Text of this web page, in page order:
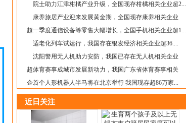
院士助力江津柑橘产业升级，全国现存柑橘相关企业超2...
康养旅居产业迎来发展黄金期，全国现存康养相关企业
超...一季度通信设备等零售大幅增长，全国手机相关企业超1...
适老化列车试运行，我国存在银发经济相关企业超36....
沈阳警用无人机助力安防，我国已存在无人机相关企业
超...体育赛事成城市发展新动力，我国广东省体育赛事相关
企...首个人形机器人半马将在北京举行 我国现存超86万家...
近日关注